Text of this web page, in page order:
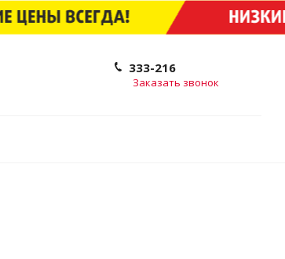
333-216
Заказать звонок